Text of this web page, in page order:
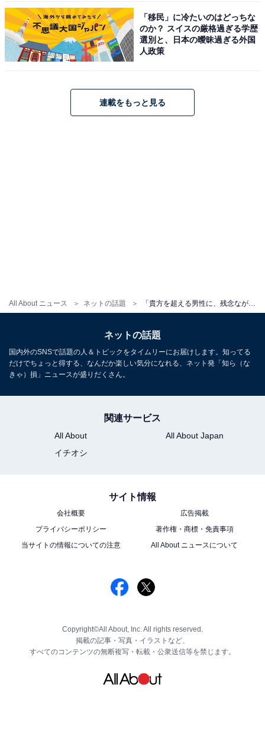
All About ニュース ネットの話題
「移民」に冷たいのはどっちな
のか？ スイスの厳格過ぎる学歴
選別と、日本の曖昧過ぎる外国
人政策
連載をもっと見る
ネットの話題
国内外のSNSで話題の人＆トピックをタイムリーにお届けします。知ってる
だけでちょっと得する、なんだか楽しい気分になれる、ネット発「知ら（な
きゃ）損」ニュースが盛りだくさん。
関連サービス
All About
All About Japan
イチオシ
サイト情報
会社概要
広告掲載
プライバシーポリシー
著作権・商標・免責事項
当サイトの情報についての注意
All About ニュースについて
Copyright©All About, Inc. All rights reserved.
掲載の記事・写真・イラストなど、
すべてのコンテンツの無断複写・転載・公衆送信等を禁じます。